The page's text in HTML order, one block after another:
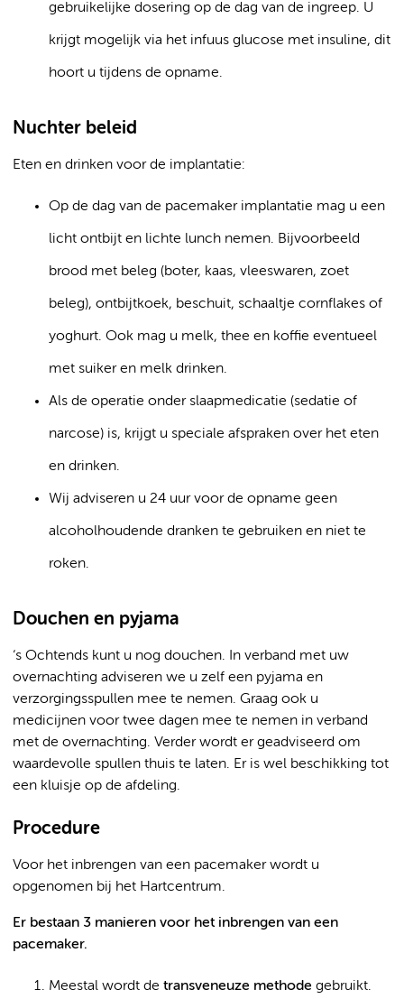
gebruikelijke dosering op de dag van de ingreep. U
krijgt mogelijk via het infuus glucose met insuline, dit
hoort u tijdens de opname.
Nuchter beleid
Eten en drinken voor de implantatie:
Op de dag van de pacemaker implantatie mag u een
licht ontbijt en lichte lunch nemen. Bijvoorbeeld
brood met beleg (boter, kaas, vleeswaren, zoet
beleg), ontbijtkoek, beschuit, schaaltje cornflakes of
yoghurt. Ook mag u melk, thee en koffie eventueel
met suiker en melk drinken.
Als de operatie onder slaapmedicatie (sedatie of
narcose) is, krijgt u speciale afspraken over het eten
en drinken.
Wij adviseren u 24 uur voor de opname geen
alcoholhoudende dranken te gebruiken en niet te
roken.
Douchen en pyjama
‘s Ochtends kunt u nog douchen. In verband met uw
overnachting adviseren we u zelf een pyjama en
verzorgingsspullen mee te nemen. Graag ook u
medicijnen voor twee dagen mee te nemen in verband
met de overnachting. Verder wordt er geadviseerd om
waardevolle spullen thuis te laten. Er is wel beschikking tot
een kluisje op de afdeling.
Procedure
Voor het inbrengen van een pacemaker wordt u
opgenomen bij het Hartcentrum.
Er bestaan 3 manieren voor het inbrengen van een
pacemaker.
Meestal wordt de transveneuze methode gebruikt.